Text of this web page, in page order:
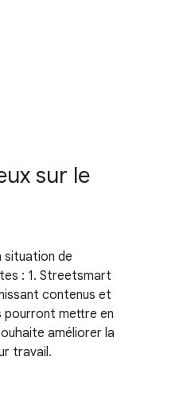
sur le
situation de
: 1. Streetsmart
contenus et
pourront mettre en
améliorer la
travail.